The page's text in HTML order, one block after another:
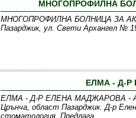
МНОГОПРОФИЛНА
МНОГОПРОФИЛНА БОЛНИЦА ЗА
Пазарджик, ул. Свети Архангел №
ЕЛМА - Д-Р
ЕЛМА - Д-Р ЕЛЕНА МАДЖАРОВА -
Црънча, област Пазарджик. Д-р
стоматология. Предлага